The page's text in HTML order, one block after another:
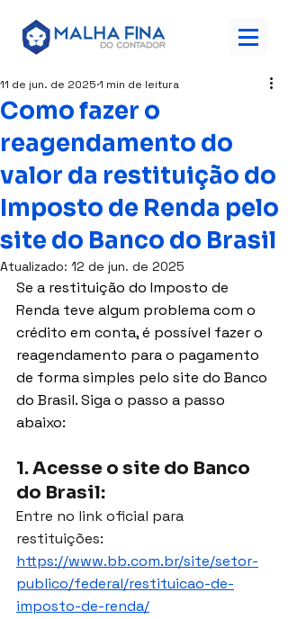
Como fazer o
reagendamento do
valor da restituição do
Imposto de Renda pelo
site do Banco do Brasil
11 de jun. de 2025 1 min de leitura
Atualizado: 12 de jun. de 2025
Se a restituição do Imposto de
Renda teve algum problema com o
crédito em conta, é possível fazer o
reagendamento para o pagamento
de forma simples pelo site do Banco
do Brasil. Siga o passo a passo
abaixo:
1. Acesse o site do Banco
do Brasil:
Entre no link oficial para
restituições:
https://www.bb.com.br/site/setor-
publico/federal/restituicao-de-
imposto-de-renda/